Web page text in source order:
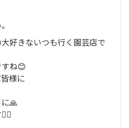
好きないつも行く園芸店で
ね😊
様に
🙏